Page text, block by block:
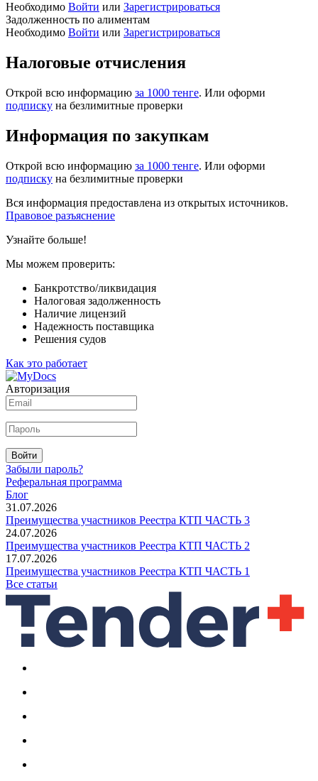
Необходимо Войти или Зарегистрироваться
Задолженность по алиментам
Необходимо Войти или Зарегистрироваться
Налоговые отчисления
Открой всю информацию за 1000 тенге. Или оформи
подписку на безлимитные проверки
Информация по закупкам
Открой всю информацию за 1000 тенге. Или оформи
подписку на безлимитные проверки
Вся информация предоставлена из открытых источников.
Правовое разъяснение
Узнайте больше!
Мы можем проверить:
Банкротство/ликвидация
Налоговая задолженность
Наличие лицензий
Надежность поставщика
Решения судов
Как это работает
Авторизация
Войти
Забыли пароль?
Реферальная программа
Блог
31.07.2026
Преимущества участников Реестра КТП ЧАСТЬ 3
24.07.2026
Преимущества участников Реестра КТП ЧАСТЬ 2
17.07.2026
Преимущества участников Реестра КТП ЧАСТЬ 1
Все статьи